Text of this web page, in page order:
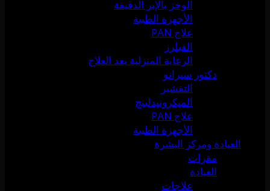
الوخز بالإبر الدقيقة
الأجهزة الطبية
علاج PAN
الفيلرز
الرعاية المنزلية بعد العلاج
دكتور سيرانو
التقشير
الميكرونيدلينج
علاج PAN
الأجهزة الطبية
العيادة ومركز البشرة
مقرات
العيادة
علاجات